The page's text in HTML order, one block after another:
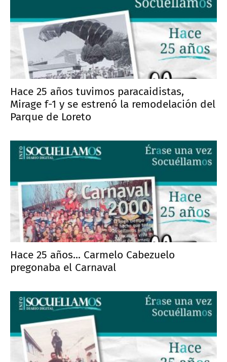
Hace 25 años tuvimos paracaidistas,
Mirage f-1 y se estrenó la remodelación del
Parque de Loreto
Hace 25 años... Carmelo Cabezuelo
pregonaba el Carnaval